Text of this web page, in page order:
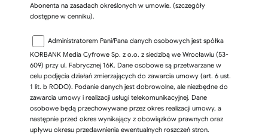
Abonenta na zasadach określonych w umowie. (szczegóły
dostępne w cenniku).
Administratorem Pani/Pana danych osobowych jest spółka
KORBANK Media Cyfrowe Sp. z o.o. z siedzibą we Wrocławiu (53-
609) przy ul. Fabrycznej 16K. Dane osobowe są przetwarzane w
celu podjęcia działań zmierzających do zawarcia umowy (art. 6 ust.
1 lit. b RODO). Podanie danych jest dobrowolne, ale niezbędne do
zawarcia umowy i realizacji usługi telekomunikacyjnej. Dane
osobowe będą przechowywane przez okres realizacji umowy, a
następnie przed okres wynikający z obowiązków prawnych oraz
upływu okresu przedawnienia ewentualnych roszczeń stron.